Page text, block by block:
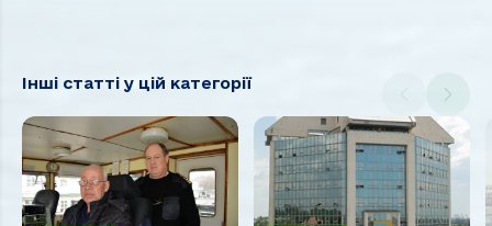
Інші статті у цій категорії